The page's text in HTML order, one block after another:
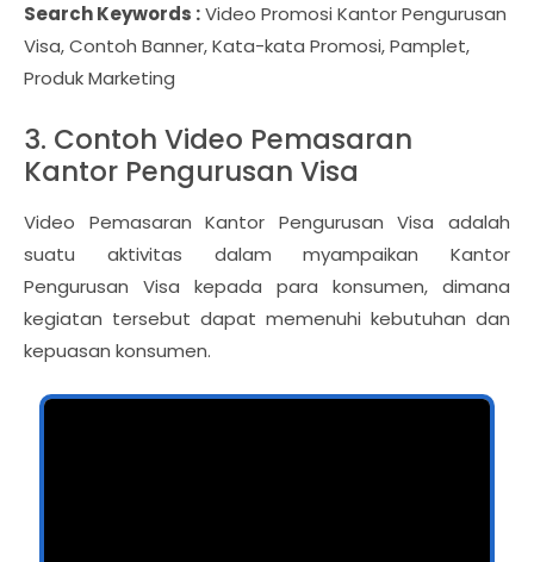
Search Keywords :Video Promosi Kantor Pengurusan
Visa, Contoh Banner, Kata-kata Promosi, Pamplet,
Produk Marketing
3. Contoh Video Pemasaran
Kantor Pengurusan Visa
Video Pemasaran Kantor Pengurusan Visa adalah
suatu aktivitas dalam myampaikan Kantor
Pengurusan Visa kepada para konsumen, dimana
kegiatan tersebut dapat memenuhi kebutuhan dan
kepuasan konsumen.